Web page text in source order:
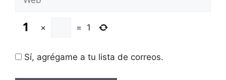
× = 1
Sí, agrégame a tu lista de correos.